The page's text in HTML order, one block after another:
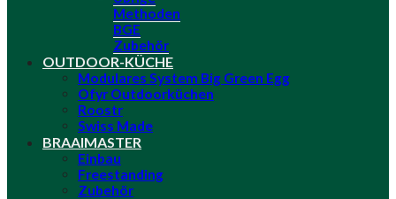
Methoden
BGE
Zubehör
OUTDOOR-KÜCHE
Modulares System Big Green Egg
Ofyr Outdoorküchen
Roostr
Swiss Made
BRAAIMASTER
Einbau
Freestanding
Zubehör